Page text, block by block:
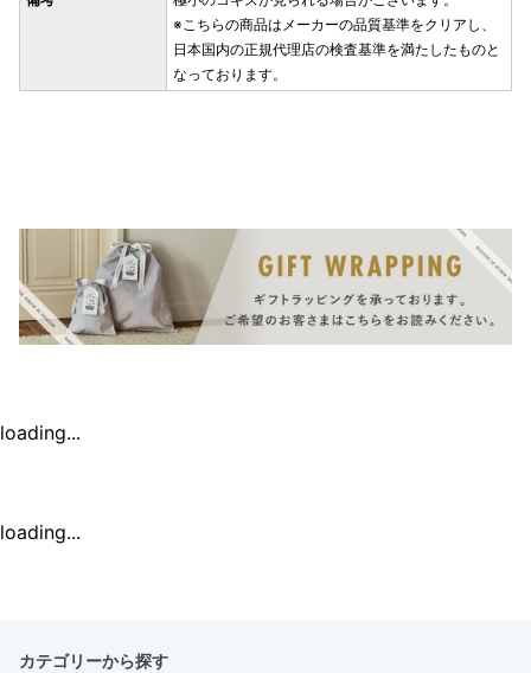
※こちらの商品はメーカーの品質基準をクリアし、
日本国内の正規代理店の検査基準を満たしたものと
なっております。
loading...
loading...
カテゴリーから探す